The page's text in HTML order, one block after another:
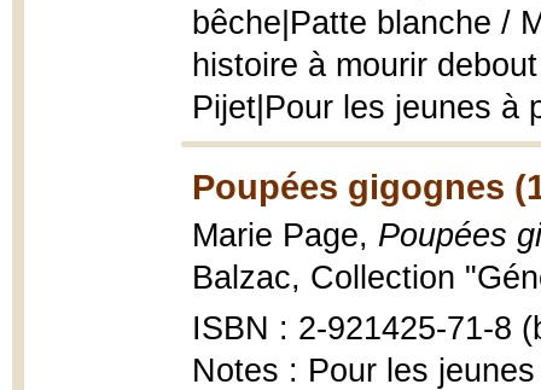
bêche|Patte blanche /
histoire à mourir
Pijet|Pour les jeunes à
Poupées gigognes
Marie Page, Poupées
Balzac, Collection
ISBN : 2-921425-71-8
Notes : Pour les jeunes